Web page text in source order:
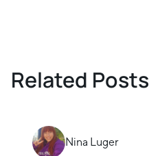
Related Posts
Nina Luger